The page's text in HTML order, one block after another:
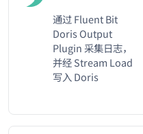
通过 Fluent Bit
Doris Output
Plugin 采集日志，
并经 Stream Load
写入 Doris